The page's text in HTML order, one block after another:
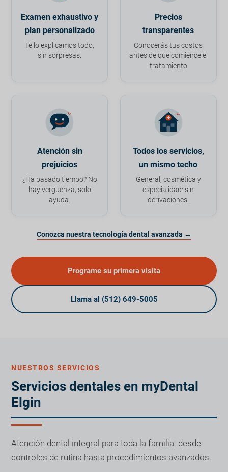
Examen exhaustivo y
plan personalizado
Te lo explicamos todo,
sin sorpresas.
Precios
transparentes
Conocerás tus costos
antes de que comience el
tratamiento
Atención sin
prejuicios
¿Ha pasado tiempo? No
hay vergüenza, solo
ayuda.
Todos los servicios,
un mismo techo
General, cosmética y
especialidad: sin
derivaciones.
Conozca nuestra tecnología dental avanzada →
Programe su primera visita
Llama al (512) 649-5005
NUESTROS SERVICIOS
Servicios dentales en myDental
Elgin
Atención dental integral para toda la familia: desde
controles de rutina hasta procedimientos avanzados.